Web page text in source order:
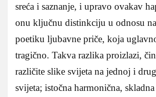
sreća i saznanje, i upravo ovakav
onu ključnu distinkciju u odnosu
poetiku ljubavne priče, koja
tragično. Takva razlika proizlazi,
različite slike svijeta na jednoj i
svijeta; istočna harmonična,